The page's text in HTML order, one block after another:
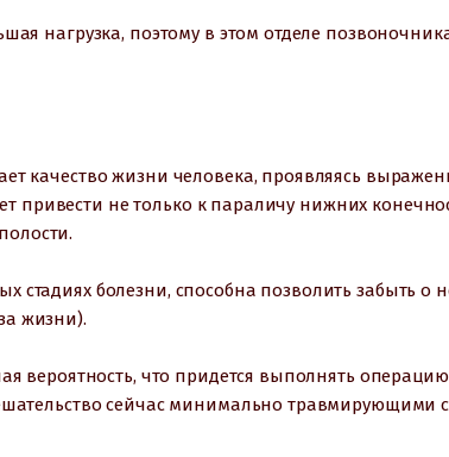
нагрузка, поэтому в этом отделе
качество жизни человека, проявляясь
привести не только к параличу нижних
болезни, способна позволить забыть о
жизни).
вероятность, что придется выполнять
сейчас минимально травмирующими